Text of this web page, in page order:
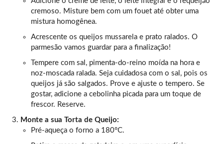
cremoso. Misture bem com um fouet até obter uma
mistura homogênea.
Acrescente os queijos mussarela e prato ralados. O
parmesão vamos guardar para a finalização!
Tempere com sal, pimenta-do-reino moída na hora e
noz-moscada ralada. Seja cuidadosa com o sal, pois os
queijos já são salgados. Prove e ajuste o tempero. Se
gostar, adicione a cebolinha picada para um toque de
frescor. Reserve.
Monte a sua Torta de Queijo:
Pré-aqueça o forno a 180°C.